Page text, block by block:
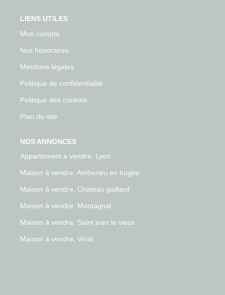
LIENS UTILES
Mon compte
Nos honoraires
Mentions légales
Politique de confidentialité
Politique des cookies
Plan du site
NOS ANNONCES
Appartement à vendre, Lyon
Maison à vendre, Amberieu en bugey
Maison à vendre, Chateau gaillard
Maison à vendre, Montagnat
Maison à vendre, Saint jean le vieux
Maison à vendre, Viriat